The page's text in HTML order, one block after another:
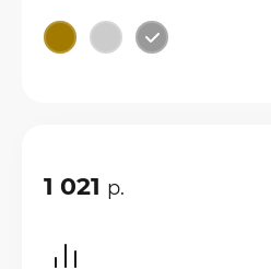
1 021 р.